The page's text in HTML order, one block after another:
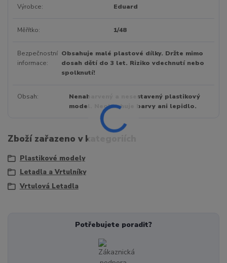
Výrobce Eduard
Měřítko 1/48
Bezpečnostní
informace
Obsahuje malé plastové dílky. Držte mimo
dosah dětí do 3 let. Riziko vdechnutí nebo
spolknutí!
Obsah
Nenabarvený a nesestavený plastikový
model. Neobsahuje barvy ani lepidlo.
Zboží zařazeno v kategoriích
Plastikové modely
Letadla a Vrtulníky
Vrtulová Letadla
Potřebujete poradit?